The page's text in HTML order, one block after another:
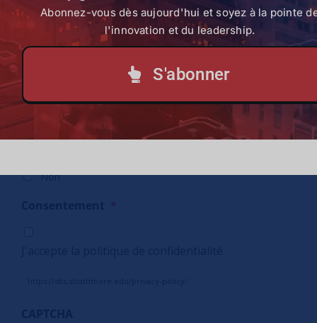
d'information hebdomadaire (SBS At a Glance) ?
Non
Abonnez-vous dès aujourd'hui et soyez à la pointe
l'innovation et du leadership.
S'abonner